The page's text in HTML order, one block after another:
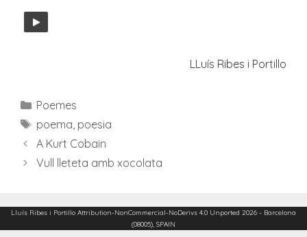
LLuís Ribes i Portillo
Categories
Poemes
Etiquetes
poema poesia
A Kurt Cobain
Vull lleteta amb xocolata
Lluís Ribes i Portillo Attribution-NonCommercial-NoDerivs 4.0 Unported 2026 - Barcelona
(08005), SPAIN